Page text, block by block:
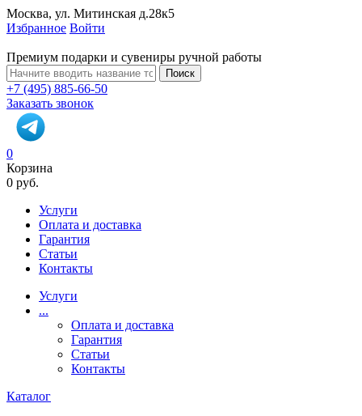
Москва, ул. Митинская д.28к5
Избранное Войти
Премиум подарки и сувениры ручной работы
Поиск
+7 (495) 885-66-50
Заказать звонок
0
Корзина
0 руб.
Услуги
Оплата и доставка
Гарантия
Статьи
Контакты
Услуги
...
Оплата и доставка
Гарантия
Статьи
Контакты
Каталог